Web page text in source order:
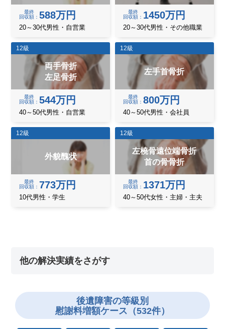
最終
回収額
588万円
20～30代男性・自営業
最終
回収額
1450万円
20～30代男性・その他職業
12級
両手骨折
左足骨折
最終
回収額
544万円
40～50代男性・自営業
12級
左手首骨折
最終
回収額
800万円
40～50代男性・会社員
12級
外貌醜状
最終
回収額
773万円
10代男性・学生
12級
左橈骨遠位端骨折
首の骨骨折
最終
回収額
1371万円
40～50代女性・主婦・主夫
他の解決実績をさがす
後遺障害の等級別
慰謝料増額ケース（532件）